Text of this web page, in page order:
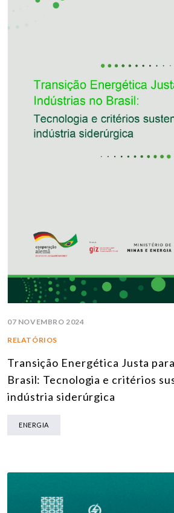
07 NOVEMBRO 2024
RELATÓRIOS
Transição Energética Justa
Brasil: Tecnologia e critérios
indústria siderúrgica
ENERGIA